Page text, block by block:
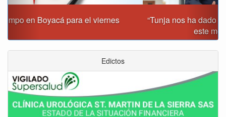
“Tunja nos ha dado demasiado y no podemos fallarle en
Edictos